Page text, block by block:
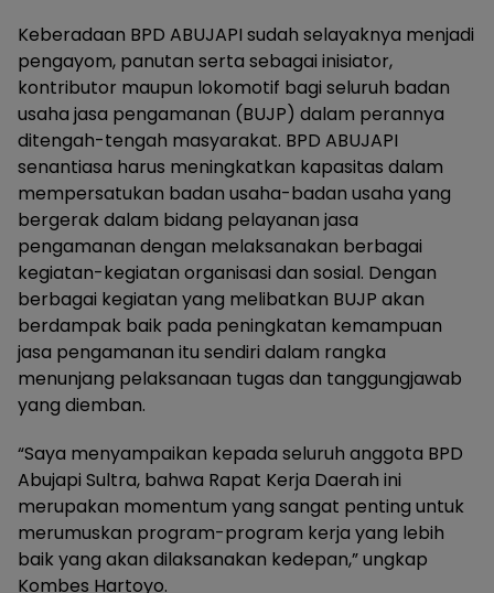
Keberadaan BPD ABUJAPI sudah selayaknya menjadi
pengayom, panutan serta sebagai inisiator,
kontributor maupun lokomotif bagi seluruh badan
usaha jasa pengamanan (BUJP) dalam perannya
ditengah-tengah masyarakat. BPD ABUJAPI
senantiasa harus meningkatkan kapasitas dalam
mempersatukan badan usaha-badan usaha yang
bergerak dalam bidang pelayanan jasa
pengamanan dengan melaksanakan berbagai
kegiatan-kegiatan organisasi dan sosial. Dengan
berbagai kegiatan yang melibatkan BUJP akan
berdampak baik pada peningkatan kemampuan
jasa pengamanan itu sendiri dalam rangka
menunjang pelaksanaan tugas dan tanggungjawab
yang diemban.
“Saya menyampaikan kepada seluruh anggota BPD
Abujapi Sultra, bahwa Rapat Kerja Daerah ini
merupakan momentum yang sangat penting untuk
merumuskan program-program kerja yang lebih
baik yang akan dilaksanakan kedepan,” ungkap
Kombes Hartoyo.